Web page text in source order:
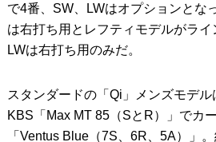
で4番、SW、LWはオプションとな
は右打ち用とレフティモデルがライ
LWは右打ち用のみだ。
スタンダードの「Qi」メンズモデ
KBS「Max MT 85（SとR）」でカ
「Ventus Blue（7S、6R、5A）」